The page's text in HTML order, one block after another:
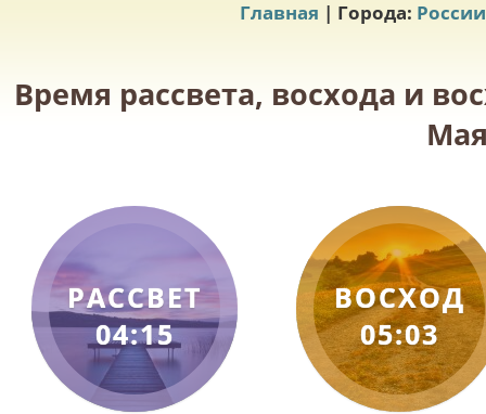
Главная | Города: России
Время рассвета, восхода и
РАССВЕТ
04:15
ВОСХОД
05:03